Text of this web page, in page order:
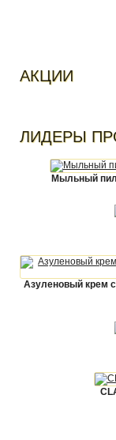
АКЦИИ
ЛИДЕРЫ
Мыльный
Азуленовый крем